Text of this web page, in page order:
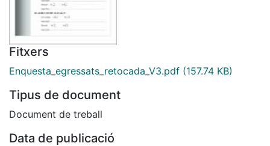
Fitxers
Enquesta_egressats_retocada_V3.pdf (157.74 KB)
Tipus de document
Document de treball
Data de publicació